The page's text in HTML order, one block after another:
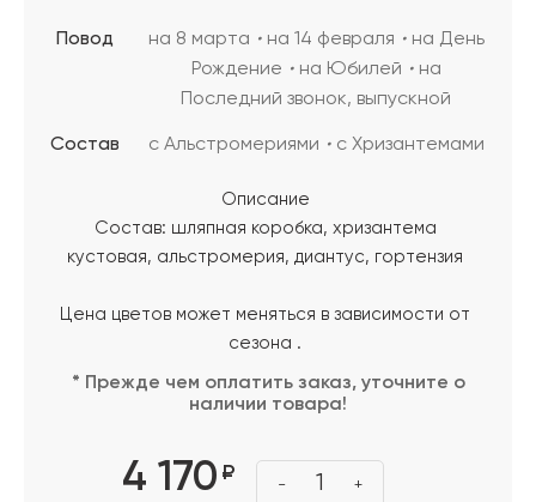
Повод на 8 марта на 14 февраля
на День
Рождение
на Юбилей
на
Последний звонок, выпускной
Состав с Альстромериями с Хризантемами
Описание
Состав: шляпная коробка, хризантема
кустовая, альстромерия, диантус, гортензия
Цена цветов может меняться в зависимости от
сезона .
* Прежде чем оплатить заказ, уточните о
наличии товара!
4 170 ₽
- 1 +